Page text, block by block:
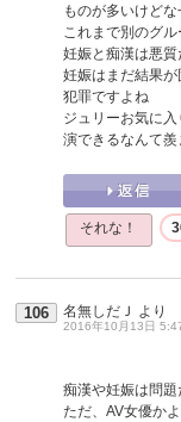
ものが多いけど
これまで別のグ
妊娠と痴漢は悪
妊娠はまだ結果
犯罪ですよね
ジュリーお気に
演できるなんて
それな！
106 名無しだＪ より
2016年10月13日
痴漢や妊娠は問題
ただ、AV女優か